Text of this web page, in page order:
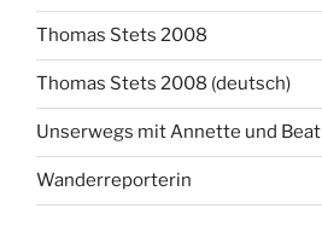
Thomas Stets 2008
Thomas Stets 2008 (deutsch)
Unserwegs mit Annette und Beat
Wanderreporterin